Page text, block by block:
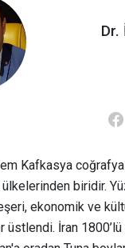
Dr.
Kafkasya
biridir.
ekonomik ve
üstlendi. İran